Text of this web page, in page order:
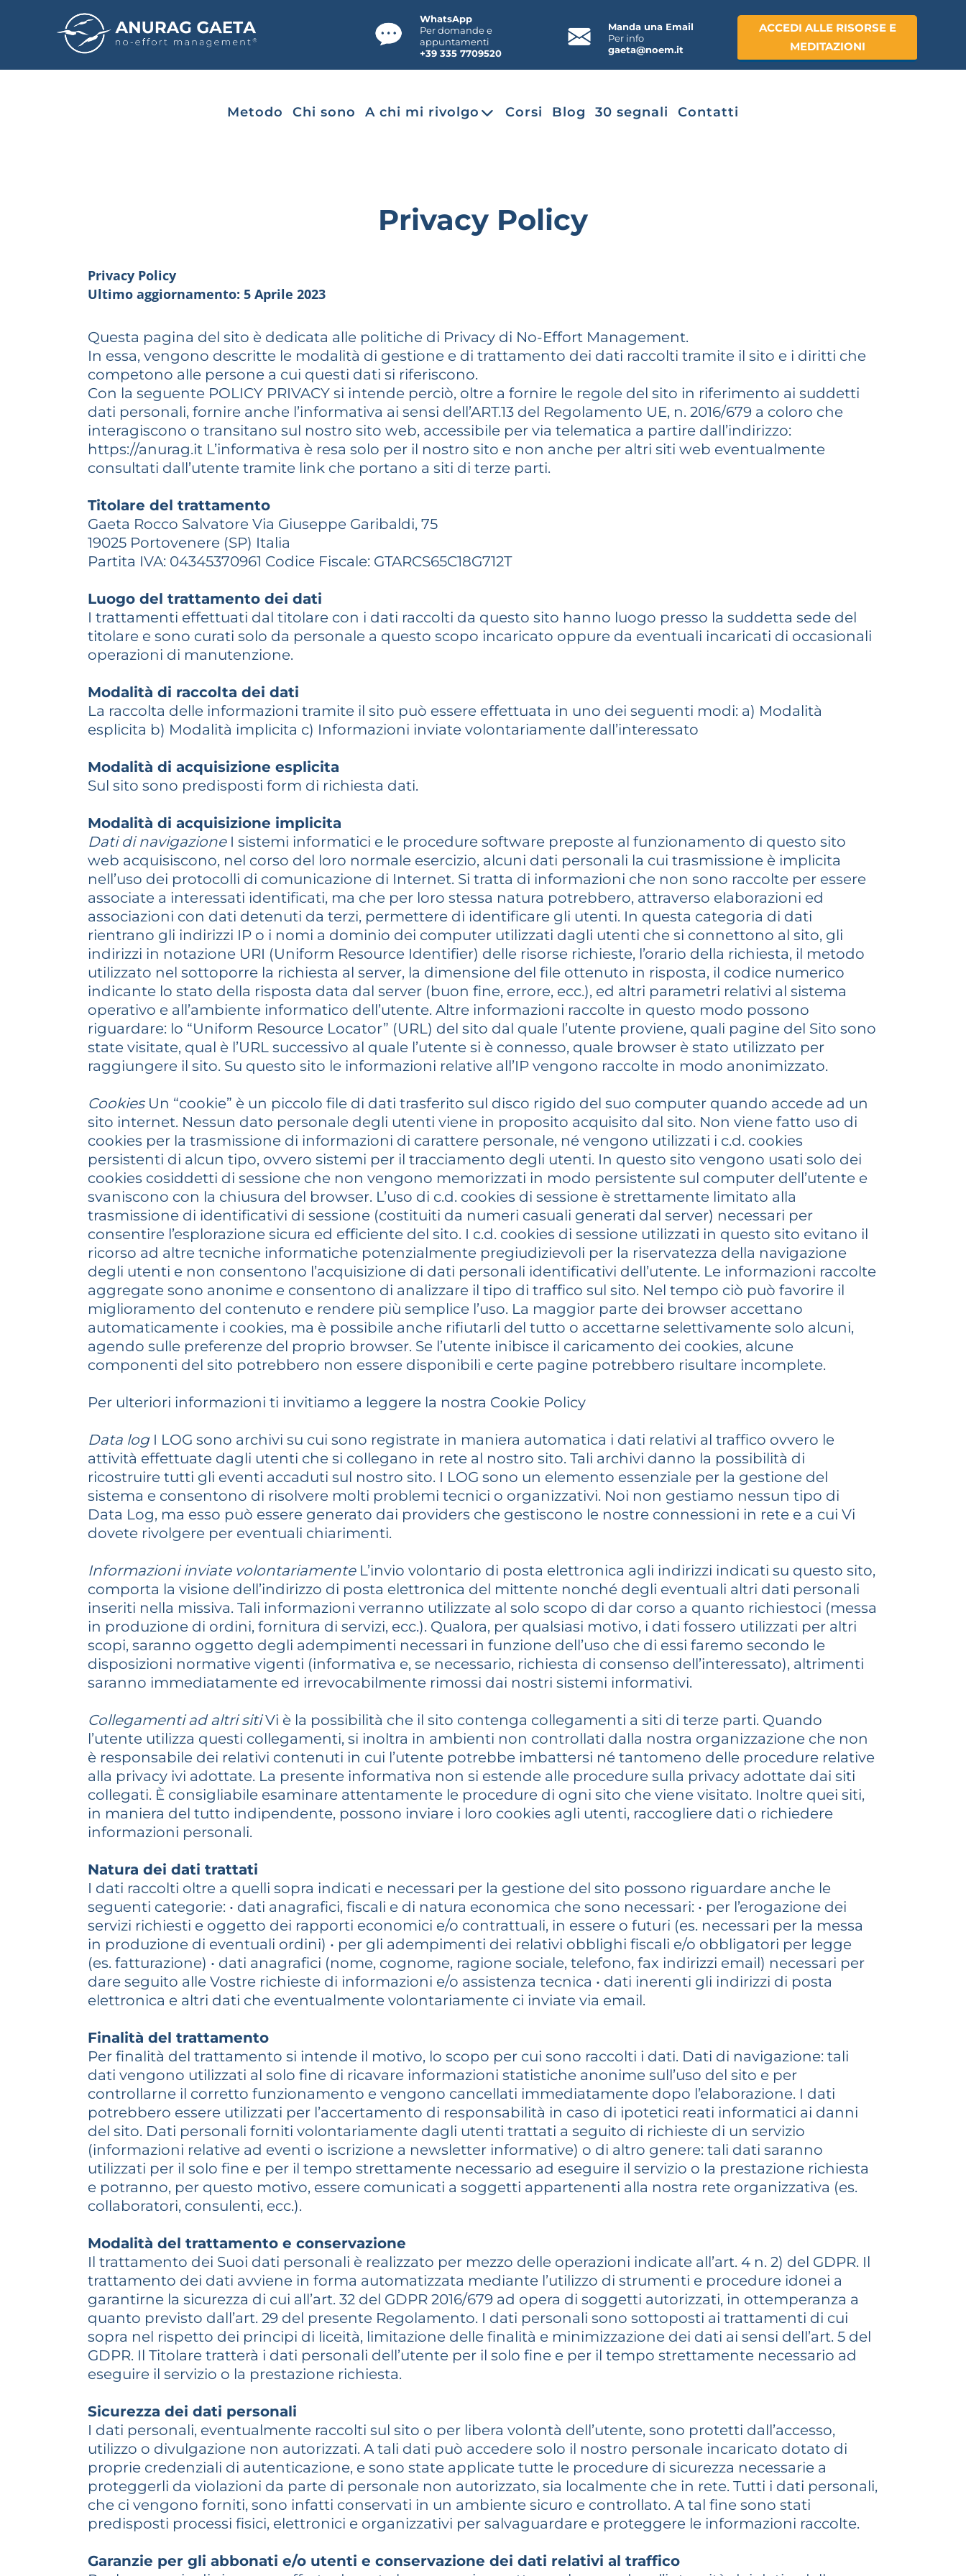
WhatsApp
Per domande e
appuntamenti
+39 335 7709520
Manda una Email
Per info
gaeta@noem.it
ACCEDI ALLE RISORSE E
MEDITAZIONI
Metodo Chi sono A chi mi rivolgo Corsi Blog 30 segnali Contatti
Privacy Policy
Privacy Policy
Ultimo aggiornamento: 5 Aprile 2023
Questa pagina del sito è dedicata alle politiche di Privacy di No-Effort Management.
In essa, vengono descritte le modalità di gestione e di trattamento dei dati raccolti tramite il sito e i diritti che
competono alle persone a cui questi dati si riferiscono.
Con la seguente POLICY PRIVACY si intende perciò, oltre a fornire le regole del sito in riferimento ai suddetti
dati personali, fornire anche l’informativa ai sensi dell’ART.13 del Regolamento UE, n. 2016/679 a coloro che
interagiscono o transitano sul nostro sito web, accessibile per via telematica a partire dall’indirizzo:
https://anurag.it L’informativa è resa solo per il nostro sito e non anche per altri siti web eventualmente
consultati dall’utente tramite link che portano a siti di terze parti.
Titolare del trattamento
Gaeta Rocco Salvatore Via Giuseppe Garibaldi, 75
19025 Portovenere (SP) Italia
Partita IVA: 04345370961 Codice Fiscale: GTARCS65C18G712T
Luogo del trattamento dei dati
I trattamenti effettuati dal titolare con i dati raccolti da questo sito hanno luogo presso la suddetta sede del
titolare e sono curati solo da personale a questo scopo incaricato oppure da eventuali incaricati di occasionali
operazioni di manutenzione.
Modalità di raccolta dei dati
La raccolta delle informazioni tramite il sito può essere effettuata in uno dei seguenti modi: a) Modalità
esplicita b) Modalità implicita c) Informazioni inviate volontariamente dall’interessato
Modalità di acquisizione esplicita
Sul sito sono predisposti form di richiesta dati.
Modalità di acquisizione implicita
Dati di navigazioneI sistemi informatici e le procedure software preposte al funzionamento di questo sito
web acquisiscono, nel corso del loro normale esercizio, alcuni dati personali la cui trasmissione è implicita
nell’uso dei protocolli di comunicazione di Internet. Si tratta di informazioni che non sono raccolte per essere
associate a interessati identificati, ma che per loro stessa natura potrebbero, attraverso elaborazioni ed
associazioni con dati detenuti da terzi, permettere di identificare gli utenti. In questa categoria di dati
rientrano gli indirizzi IP o i nomi a dominio dei computer utilizzati dagli utenti che si connettono al sito, gli
indirizzi in notazione URI (Uniform Resource Identifier) delle risorse richieste, l’orario della richiesta, il metodo
utilizzato nel sottoporre la richiesta al server, la dimensione del file ottenuto in risposta, il codice numerico
indicante lo stato della risposta data dal server (buon fine, errore, ecc.), ed altri parametri relativi al sistema
operativo e all’ambiente informatico dell’utente. Altre informazioni raccolte in questo modo possono
riguardare: lo “Uniform Resource Locator” (URL) del sito dal quale l’utente proviene, quali pagine del Sito sono
state visitate, qual è l’URL successivo al quale l’utente si è connesso, quale browser è stato utilizzato per
raggiungere il sito. Su questo sito le informazioni relative all’IP vengono raccolte in modo anonimizzato.
CookiesUn “cookie” è un piccolo file di dati trasferito sul disco rigido del suo computer quando accede ad un
sito internet. Nessun dato personale degli utenti viene in proposito acquisito dal sito. Non viene fatto uso di
cookies per la trasmissione di informazioni di carattere personale, né vengono utilizzati i c.d. cookies
persistenti di alcun tipo, ovvero sistemi per il tracciamento degli utenti. In questo sito vengono usati solo dei
cookies cosiddetti di sessione che non vengono memorizzati in modo persistente sul computer dell’utente e
svaniscono con la chiusura del browser. L’uso di c.d. cookies di sessione è strettamente limitato alla
trasmissione di identificativi di sessione (costituiti da numeri casuali generati dal server) necessari per
consentire l’esplorazione sicura ed efficiente del sito. I c.d. cookies di sessione utilizzati in questo sito evitano il
ricorso ad altre tecniche informatiche potenzialmente pregiudizievoli per la riservatezza della navigazione
degli utenti e non consentono l’acquisizione di dati personali identificativi dell’utente. Le informazioni raccolte
aggregate sono anonime e consentono di analizzare il tipo di traffico sul sito. Nel tempo ciò può favorire il
miglioramento del contenuto e rendere più semplice l’uso. La maggior parte dei browser accettano
automaticamente i cookies, ma è possibile anche rifiutarli del tutto o accettarne selettivamente solo alcuni,
agendo sulle preferenze del proprio browser. Se l’utente inibisce il caricamento dei cookies, alcune
componenti del sito potrebbero non essere disponibili e certe pagine potrebbero risultare incomplete.
Per ulteriori informazioni ti invitiamo a leggere la nostra Cookie Policy
Data logI LOG sono archivi su cui sono registrate in maniera automatica i dati relativi al traffico ovvero le
attività effettuate dagli utenti che si collegano in rete al nostro sito. Tali archivi danno la possibilità di
ricostruire tutti gli eventi accaduti sul nostro sito. I LOG sono un elemento essenziale per la gestione del
sistema e consentono di risolvere molti problemi tecnici o organizzativi. Noi non gestiamo nessun tipo di
Data Log, ma esso può essere generato dai providers che gestiscono le nostre connessioni in rete e a cui Vi
dovete rivolgere per eventuali chiarimenti.
Informazioni inviate volontariamenteL’invio volontario di posta elettronica agli indirizzi indicati su questo sito,
comporta la visione dell’indirizzo di posta elettronica del mittente nonché degli eventuali altri dati personali
inseriti nella missiva. Tali informazioni verranno utilizzate al solo scopo di dar corso a quanto richiestoci (messa
in produzione di ordini, fornitura di servizi, ecc.). Qualora, per qualsiasi motivo, i dati fossero utilizzati per altri
scopi, saranno oggetto degli adempimenti necessari in funzione dell’uso che di essi faremo secondo le
disposizioni normative vigenti (informativa e, se necessario, richiesta di consenso dell’interessato), altrimenti
saranno immediatamente ed irrevocabilmente rimossi dai nostri sistemi informativi.
Collegamenti ad altri sitiVi è la possibilità che il sito contenga collegamenti a siti di terze parti. Quando
l’utente utilizza questi collegamenti, si inoltra in ambienti non controllati dalla nostra organizzazione che non
è responsabile dei relativi contenuti in cui l’utente potrebbe imbattersi né tantomeno delle procedure relative
alla privacy ivi adottate. La presente informativa non si estende alle procedure sulla privacy adottate dai siti
collegati. È consigliabile esaminare attentamente le procedure di ogni sito che viene visitato. Inoltre quei siti,
in maniera del tutto indipendente, possono inviare i loro cookies agli utenti, raccogliere dati o richiedere
informazioni personali.
Natura dei dati trattati
I dati raccolti oltre a quelli sopra indicati e necessari per la gestione del sito possono riguardare anche le
seguenti categorie: • dati anagrafici, fiscali e di natura economica che sono necessari: • per l’erogazione dei
servizi richiesti e oggetto dei rapporti economici e/o contrattuali, in essere o futuri (es. necessari per la messa
in produzione di eventuali ordini) • per gli adempimenti dei relativi obblighi fiscali e/o obbligatori per legge
(es. fatturazione) • dati anagrafici (nome, cognome, ragione sociale, telefono, fax indirizzi email) necessari per
dare seguito alle Vostre richieste di informazioni e/o assistenza tecnica • dati inerenti gli indirizzi di posta
elettronica e altri dati che eventualmente volontariamente ci inviate via email.
Finalità del trattamento
Per finalità del trattamento si intende il motivo, lo scopo per cui sono raccolti i dati. Dati di navigazione: tali
dati vengono utilizzati al solo fine di ricavare informazioni statistiche anonime sull’uso del sito e per
controllarne il corretto funzionamento e vengono cancellati immediatamente dopo l’elaborazione. I dati
potrebbero essere utilizzati per l’accertamento di responsabilità in caso di ipotetici reati informatici ai danni
del sito. Dati personali forniti volontariamente dagli utenti trattati a seguito di richieste di un servizio
(informazioni relative ad eventi o iscrizione a newsletter informative) o di altro genere: tali dati saranno
utilizzati per il solo fine e per il tempo strettamente necessario ad eseguire il servizio o la prestazione richiesta
e potranno, per questo motivo, essere comunicati a soggetti appartenenti alla nostra rete organizzativa (es.
collaboratori, consulenti, ecc.).
Modalità del trattamento e conservazione
Il trattamento dei Suoi dati personali è realizzato per mezzo delle operazioni indicate all’art. 4 n. 2) del GDPR. Il
trattamento dei dati avviene in forma automatizzata mediante l’utilizzo di strumenti e procedure idonei a
garantirne la sicurezza di cui all’art. 32 del GDPR 2016/679 ad opera di soggetti autorizzati, in ottemperanza a
quanto previsto dall’art. 29 del presente Regolamento. I dati personali sono sottoposti ai trattamenti di cui
sopra nel rispetto dei principi di liceità, limitazione delle finalità e minimizzazione dei dati ai sensi dell’art. 5 del
GDPR. Il Titolare tratterà i dati personali dell’utente per il solo fine e per il tempo strettamente necessario ad
eseguire il servizio o la prestazione richiesta.
Sicurezza dei dati personali
I dati personali, eventualmente raccolti sul sito o per libera volontà dell’utente, sono protetti dall’accesso,
utilizzo o divulgazione non autorizzati. A tali dati può accedere solo il nostro personale incaricato dotato di
proprie credenziali di autenticazione, e sono state applicate tutte le procedure di sicurezza necessarie a
proteggerli da violazioni da parte di personale non autorizzato, sia localmente che in rete. Tutti i dati personali,
che ci vengono forniti, sono infatti conservati in un ambiente sicuro e controllato. A tal fine sono stati
predisposti processi fisici, elettronici e organizzativi per salvaguardare e proteggere le informazioni raccolte.
Garanzie per gli abbonati e/o utenti e conservazione dei dati relativi al traffico